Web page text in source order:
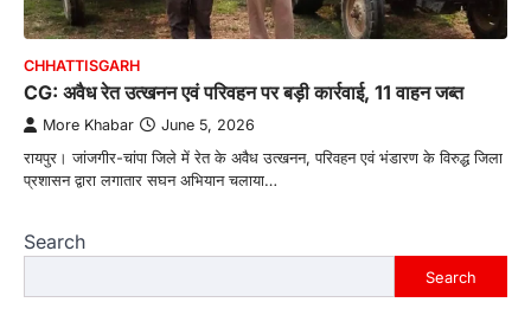
CHHATTISGARH
CG: अवैध रेत उत्खनन एवं परिवहन पर बड़ी कार्रवाई, 11 वाहन जब्त
More Khabar June 5, 2026
रायपुर। जांजगीर-चांपा जिले में रेत के अवैध उत्खनन, परिवहन एवं भंडारण के विरुद्ध जिला
प्रशासन द्वारा लगातार सघन अभियान चलाया…
Search
Search